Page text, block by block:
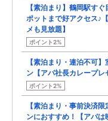
【素泊まり】鶴岡駅す
ポットまで好アクセス♪
メも見放題】
ポイント2%
【素泊まり・連泊不可
ン【アパ社長カレープレ
ポイント2%
【素泊まり・事前決済
ンにおすすめ！【アパ